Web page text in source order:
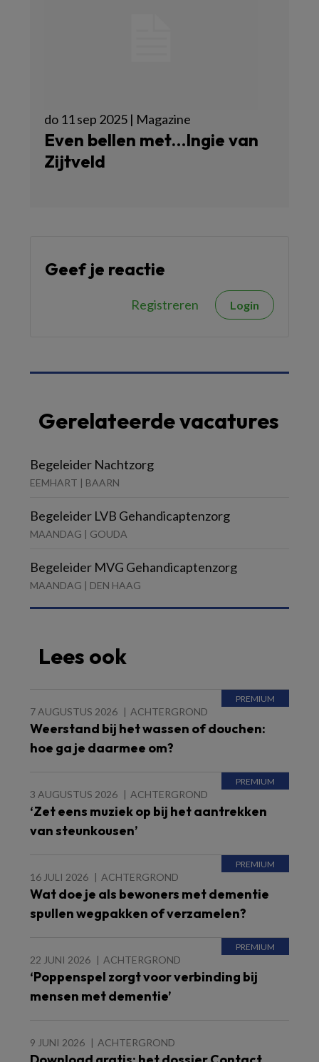
do 11 sep 2025 | Magazine
Even bellen met…Ingie van
Zijtveld
Geef je reactie
Registreren Login
Gerelateerde vacatures
Begeleider Nachtzorg
EEMHART | BAARN
Begeleider LVB Gehandicaptenzorg
MAANDAG | GOUDA
Begeleider MVG Gehandicaptenzorg
MAANDAG | DEN HAAG
Lees ook
7 AUGUSTUS 2026 ACHTERGROND
Weerstand bij het wassen of douchen:
hoe ga je daarmee om?
3 AUGUSTUS 2026 ACHTERGROND
‘Zet eens muziek op bij het aantrekken
van steunkousen’
16 JULI 2026 ACHTERGROND
Wat doe je als bewoners met dementie
spullen wegpakken of verzamelen?
22 JUNI 2026 ACHTERGROND
‘Poppenspel zorgt voor verbinding bij
mensen met dementie’
9 JUNI 2026 ACHTERGROND